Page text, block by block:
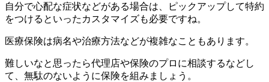
自分で心配な症状などがある場合は、ピックアップして特約
をつけるといったカスタマイズも必要ですね。
医療保険は病名や治療方法などが複雑なこともあります。
難しいなと思ったら代理店や保険のプロに相談するなどし
て、無駄のないように保険を組みましょう。